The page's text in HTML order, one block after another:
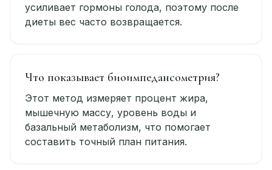
усиливает гормоны голода, поэтому после
диеты вес часто возвращается.
Что показывает биоимпедансометрия?
Этот метод измеряет процент жира,
мышечную массу, уровень воды и
базальный метаболизм, что помогает
составить точный план питания.